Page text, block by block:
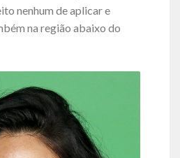
nenhum de aplicar e
na região abaixo do